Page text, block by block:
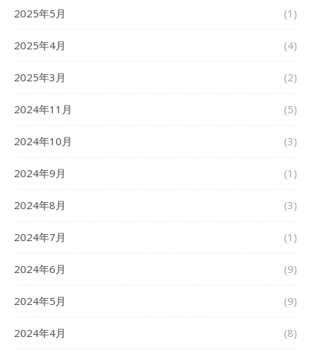
2025年5月 (1)
2025年4月 (4)
2025年3月 (2)
2024年11月 (5)
2024年10月 (3)
2024年9月 (1)
2024年8月 (3)
2024年7月 (1)
2024年6月 (9)
2024年5月 (9)
2024年4月 (8)